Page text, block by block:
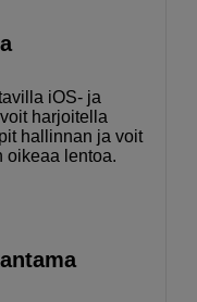
iOS- ja
harjoitella
hallinnan ja voit
oikeaa lentoa.